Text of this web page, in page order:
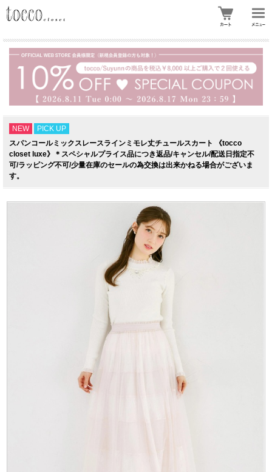
NEW
PICK UP
スパンコールミックスレースラインミモレ丈チュールスカート 《tocco
closet luxe》＊スペシャルプライス品につき返品/キャンセル/配送日指定不
可/ラッピング不可/少量在庫のセールの為交換は出来かねる場合がございま
す。